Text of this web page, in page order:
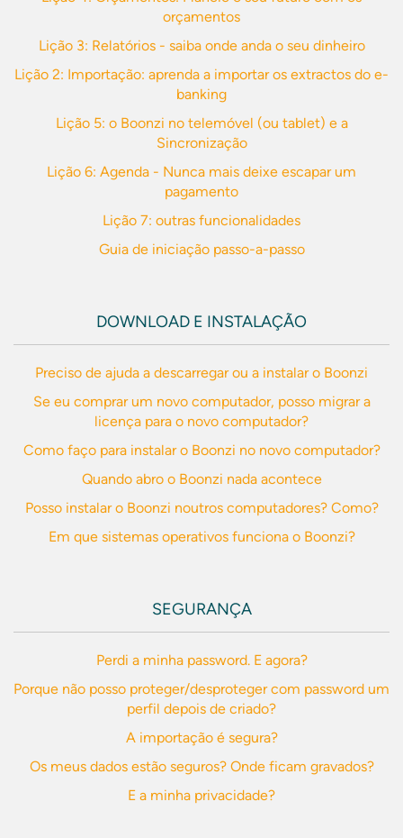
orçamentos
Lição 3: Relatórios - saiba onde anda o seu dinheiro
Lição 2: Importação: aprenda a importar os extractos do e-
banking
Lição 5: o Boonzi no telemóvel (ou tablet) e a
Sincronização
Lição 6: Agenda - Nunca mais deixe escapar um
pagamento
Lição 7: outras funcionalidades
Guia de iniciação passo-a-passo
DOWNLOAD E INSTALAÇÃO
Preciso de ajuda a descarregar ou a instalar o Boonzi
Se eu comprar um novo computador, posso migrar a
licença para o novo computador?
Como faço para instalar o Boonzi no novo computador?
Quando abro o Boonzi nada acontece
Posso instalar o Boonzi noutros computadores? Como?
Em que sistemas operativos funciona o Boonzi?
SEGURANÇA
Perdi a minha password. E agora?
Porque não posso proteger/desproteger com password um
perfil depois de criado?
A importação é segura?
Os meus dados estão seguros? Onde ficam gravados?
E a minha privacidade?